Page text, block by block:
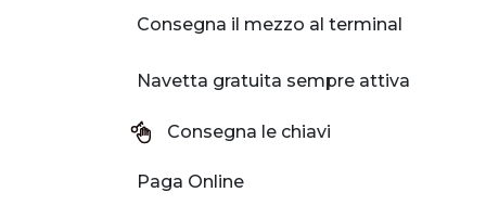
Consegna il mezzo al terminal
Navetta gratuita sempre attiva
Consegna le chiavi
Paga Online